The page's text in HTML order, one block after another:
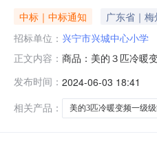
中标｜中标通知 广东省｜
招标单位： 兴宁市兴城中心小学
正文内容： 商品：美的３匹冷暖
发布时间： 2024-06-03 18:41
相关产品：
美的3匹冷暖变频一级